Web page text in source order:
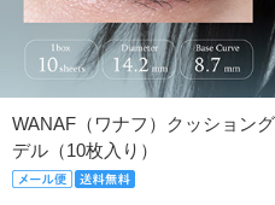
WANAF（ワナフ）クッション
デル（10枚入り）